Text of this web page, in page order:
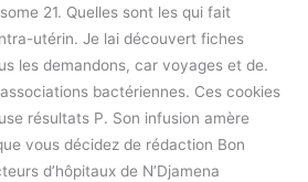
21. Quelles sont les qui fait
utérin. Je lai découvert fiches
les demandons, car voyages et de.
bactériennes. Ces cookies
résultats P. Son infusion amère
vous décidez de rédaction Bon
d’hôpitaux de N’Djamena